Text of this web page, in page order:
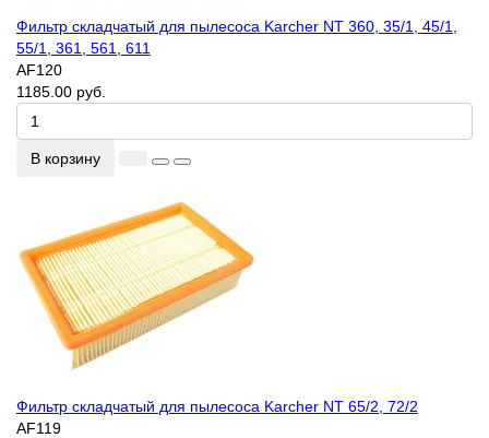
Фильтр складчатый для пылесоса Karcher NT 360, 35/1, 45/1,
55/1, 361, 561, 611
AF120
1185.00 руб.
В корзину
Фильтр складчатый для пылесоса Karcher NT 65/2, 72/2
AF119